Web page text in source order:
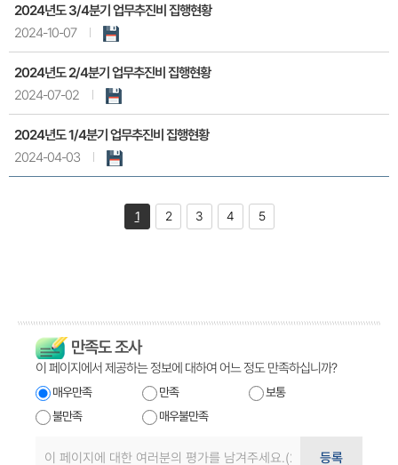
2024년도 3/4분기 업무추진비 집행현황
2024-10-07
2024년도 2/4분기 업무추진비 집행현황
2024-07-02
2024년도 1/4분기 업무추진비 집행현황
2024-04-03
1 2 3 4 5
만족도 조사
이 페이지에서 제공하는 정보에 대하여 어느 정도 만족하십니까?
매우만족 만족
보통
불만족
매우불만족
등록